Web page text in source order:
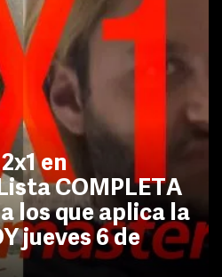
en
COMPLETA
los que aplica la
jueves 6 de